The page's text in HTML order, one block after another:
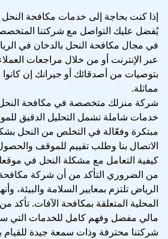
إذا كنت بحاجة إلى خدمات مكافحة النحل
يُفضل عليك التواصل مع شركتنا
في مجال مكافحة النحل بالدخان في
عبر الإنترنت أو من خلال مراجعات
بتوصيات من أصدقائك أو جيرانك إن
مماثلة.
شركة منزلك متخصصة في مكافحة النحل
خدمات شاملة تشمل التحليل الدقيق
مبتكرة وفعّالة في التخلص من النحل
الاتصال بنا وطلب تقييم للموقف
كيفية التعامل مع مشكلة النحل في
من الضروري التأكد من أن شركة
الرياض تلتزم بمعايير السلامة والبيئة،
المحلية المتعلقة بمكافحة الآفات. تأكد
مالي مفصل وفهم كامل للخدمات التي
شركتنا محترفة وذات سمعة جيدة للقيام